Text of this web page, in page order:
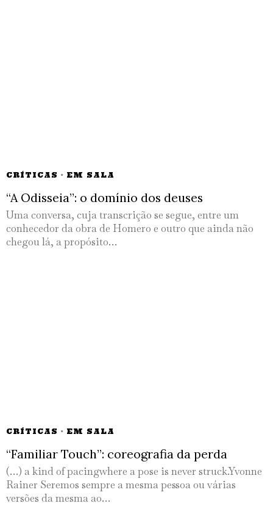
CRÍTICAS · EM SALA
“A Odisseia”: o domínio dos deuses
Uma conversa, cuja transcrição se segue, entre um
conhecedor da obra de Homero e outro que ainda não
chegou lá, a propósito…
CRÍTICAS · EM SALA
“Familiar Touch”: coreografia da perda
(…) a kind of pacingwhere a pose is never struck.Yvonne
Rainer Seremos sempre a mesma pessoa ou várias
versões da mesma ao…